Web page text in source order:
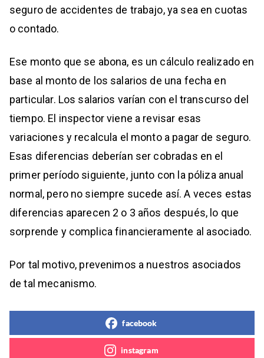
seguro de accidentes de trabajo, ya sea en cuotas
o contado.
Ese monto que se abona, es un cálculo realizado en
base al monto de los salarios de una fecha en
particular. Los salarios varían con el transcurso del
tiempo. El inspector viene a revisar esas
variaciones y recalcula el monto a pagar de seguro.
Esas diferencias deberían ser cobradas en el
primer período siguiente, junto con la póliza anual
normal, pero no siempre sucede así. A veces estas
diferencias aparecen 2 o 3 años después, lo que
sorprende y complica financieramente al asociado.
Por tal motivo, prevenimos a nuestros asociados
de tal mecanismo.
facebook
instagram